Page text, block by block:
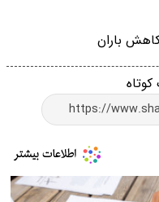
باران